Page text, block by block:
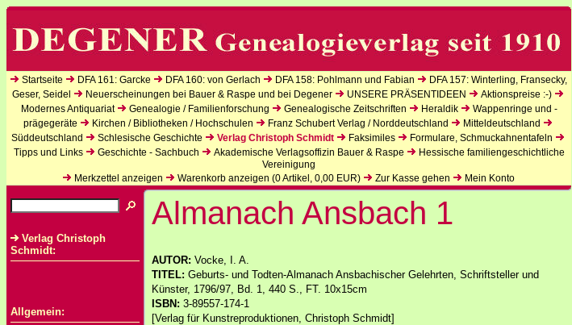
Startseite DFA 161: Garcke DFA 160: von Gerlach DFA 158: Pohlmann und Fabian
DFA 157: Winterling, Fransecky,
Geser, Seidel
Neuerscheinungen bei Bauer & Raspe und bei Degener UNSERE PRÄSENTIDEEN
Aktionspreise :-)
Modernes Antiquariat
Genealogie / Familienforschung Genealogische Zeitschriften Heraldik
Wappenringe und -
prägegeräte
Kirchen / Bibliotheken / Hochschulen Franz Schubert Verlag / Norddeutschland
Mitteldeutschland
Süddeutschland
Schlesische Geschichte Verlag Christoph Schmidt Faksimiles
Formulare, Schmuckahnentafeln
Tipps und Links
Geschichte - Sachbuch Akademische Verlagsoffizin Bauer & Raspe
Hessische familiengeschichtliche
Vereinigung
Merkzettel anzeigen
Warenkorb anzeigen (0Artikel, 0,00 EUR) Zur Kasse gehen Mein Konto
Verlag Christoph
Schmidt:
Allgemein:
Almanach Ansbach 1
AUTOR: Vocke, I. A.
TITEL: Geburts- und Todten-Almanach Ansbachischer Gelehrten, Schriftsteller und
Künster, 1796/97, Bd. 1, 440 S., FT. 10x15cm
ISBN: 3-89557-174-1
[Verlag für Kunstreproduktionen, Christoph Schmidt]